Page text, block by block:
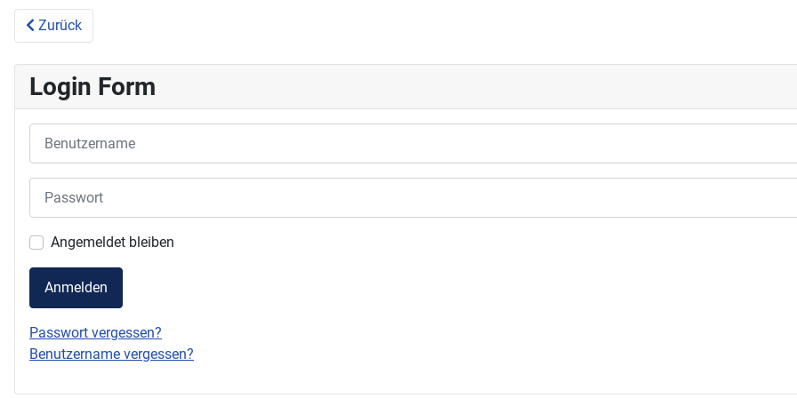
Vorheriger Beitrag: Willkommen
Zurück
Login Form
Angemeldet bleiben
Anmelden
Passwort vergessen?
Benutzername vergessen?